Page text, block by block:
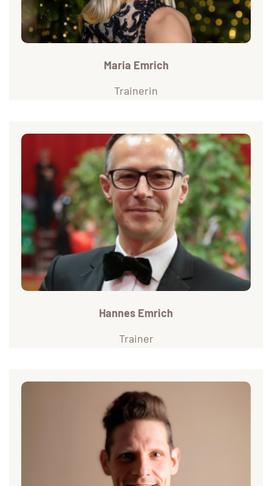
Maria Emrich
Trainerin
Hannes Emrich
Trainer
Andi – Turniertänzer & Übungsleiter
Seit 2004 auf dem Tanzparkett unterwegs, seit 2010 auch
turniermäßig aktiv. Aktuell starte ich in der Standard
Klasse Sen S und Allgemeine Klasse A sowie in Latein Sen